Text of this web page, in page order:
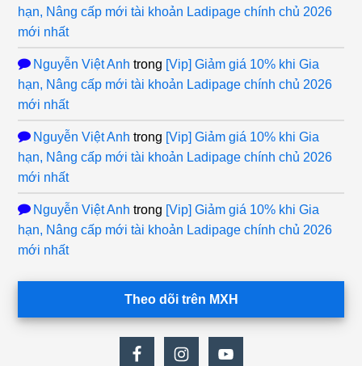
hạn, Nâng cấp mới tài khoản Ladipage chính chủ 2026
mới nhất
Nguyễn Việt Anh trong [Vip] Giảm giá 10% khi Gia
hạn, Nâng cấp mới tài khoản Ladipage chính chủ 2026
mới nhất
Nguyễn Việt Anh trong [Vip] Giảm giá 10% khi Gia
hạn, Nâng cấp mới tài khoản Ladipage chính chủ 2026
mới nhất
Nguyễn Việt Anh trong [Vip] Giảm giá 10% khi Gia
hạn, Nâng cấp mới tài khoản Ladipage chính chủ 2026
mới nhất
Theo dõi trên MXH